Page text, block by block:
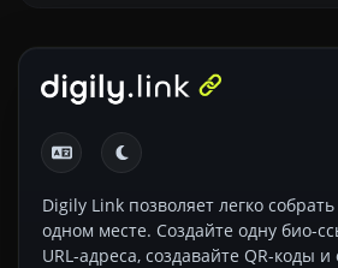
Digily Link позволяет легко
одном месте. Создайте одну био-
URL-адреса, создавайте QR-коды